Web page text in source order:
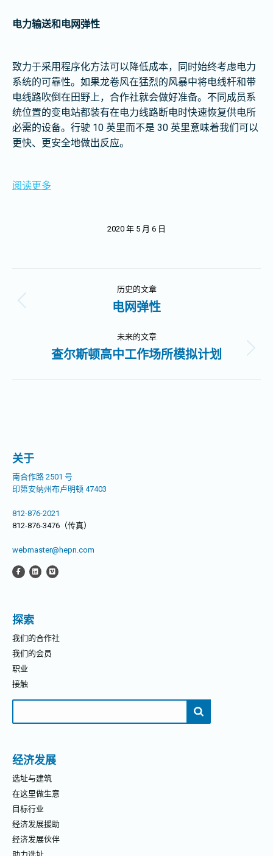
电力输送和电网弹性
致力于采用程序化方法可以降低成本，同时始终考虑电力
系统的可靠性。如果龙卷风在猛烈的风暴中将电线杆和带
电线路吹倒在田野上，合作社就会做好准备。不同成员系
统位置的变电站都装有在电力线路断电时快速恢复供电所
必需的设备。行驶 10 英里而不是 30 英里意味着我们可以
更快、更安全地做出反应。
阅读更多
2020 年 5 月 6 日
章
历史的文章
历
的
文
电网弹性
未来的文章
未
查尔斯顿高中工作场所模拟计划
关于
南合作路 2501 号
印第安纳州布卢明顿 47403
812-876-2021
812-876-3476（传真）
webmaster@hepn.com
探索
我们的合作社
我们的会员
职业
接触
经济发展
选址与建筑
在这里做生意
目标行业
经济发展援助
经济发展伙伴